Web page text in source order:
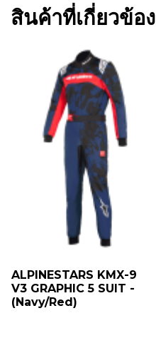
สินค้าที่เกี่ยวข้อง
ALPINESTARS KMX-9
V3 GRAPHIC 5 SUIT -
(Navy/Red)